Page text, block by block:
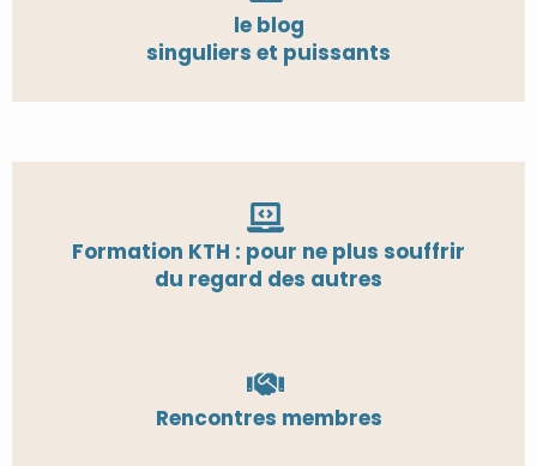
le blog
singuliers et puissants
Formation KTH : pour ne plus souffrir
du regard des autres
Rencontres membres